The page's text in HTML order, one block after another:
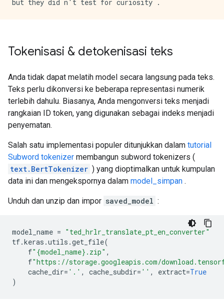
Tokenisasi & detokenisasi teks
Anda tidak dapat melatih model secara langsung pada teks.
Teks perlu dikonversi ke beberapa representasi numerik
terlebih dahulu. Biasanya, Anda mengonversi teks menjadi
rangkaian ID token, yang digunakan sebagai indeks menjadi
penyematan.
Salah satu implementasi populer ditunjukkan dalam tutorial
Subword tokenizer membangun subword tokenizers (
text.BertTokenizer ) yang dioptimalkan untuk kumpulan
data ini dan mengekspornya dalam model_simpan .
Unduh dan unzip dan impor saved_model :
model_name = "ted_hrlr_translate_pt_en_converter"
tf.keras .utils .get_file(
f"{model_name}.zip" ,
f"https://storage.googleapis.com/
cache_dir= '.' , cache_subdir= '' , extract=True
)